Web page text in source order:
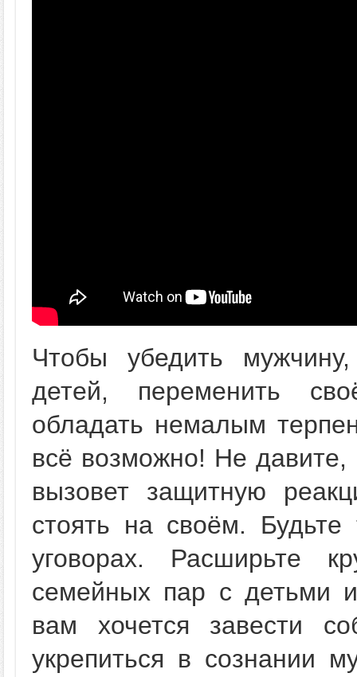
Чтобы убедить
детей, переменить
обладать немалым
всё возможно! Не давите,
вызовет защитную
стоять на своём.
уговорах. Расширьте
семейных пар с детьми
вам хочется завести
укрепиться в сознании